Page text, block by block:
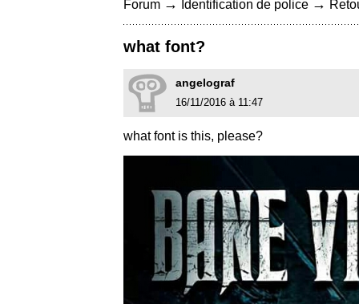
Forum → Identification de police →
what font?
angelograf
16/11/2016 à 11:47
what font is this, please?